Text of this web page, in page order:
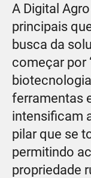
A Digital
principais
busca da
começar por
ferramentas
intensificam
pilar que se
permitindo
propriedade